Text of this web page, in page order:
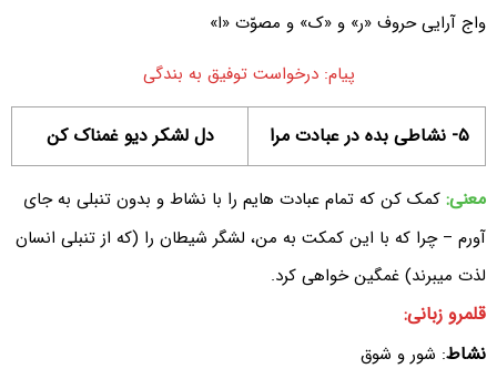
واج آرایی حروف «ر» و «ک» و مصوّت «ا»
پیام: درخواست توفیق به بندگی
۵- نشاطی بده در عبادت مرا دل لشکر دیو غمناک کن
معنی: کمک کن که تمام عبادت هایم را با نشاط و بدون تنبلی به جای
آورم – چرا که با این کمکت به من، لشگر شیطان را (که از تنبلی انسان
لذت میبرند) غمگین خواهی کرد.
قلمرو زبانی:
نشاط: شور و شوق